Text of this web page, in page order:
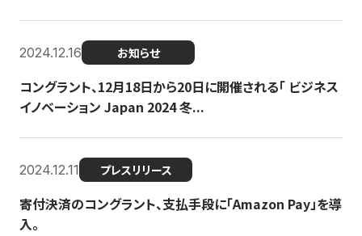
2024.12.16 お知らせ
コングラント、12月18日から20日に開催される「 ビジネス
イノベーション Japan 2024 冬...
2024.12.11 プレスリリース
寄付決済のコングラント、支払手段に「Amazon Pay」を導
入。